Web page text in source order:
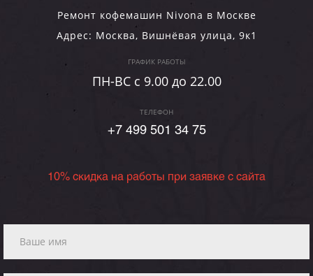
Ремонт кофемашин Nivona в Москве
Адрес: Москва, Вишнёвая улица, 9к1
ГРАФИК РАБОТЫ
ПН-ВC c 9.00 до 22.00
ТЕЛЕФОН
+7 499 501 34 75
10% скидка на работы при заявке с сайта